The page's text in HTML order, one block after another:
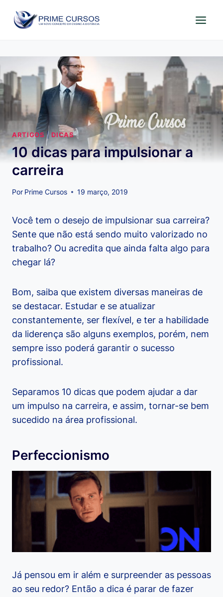
para
ARTIGOS|DICAS
10 dicas para impulsionar a
carreira
Por Prime Cursos 19 março, 2019
Você tem o desejo de impulsionar sua carreira?
Sente que não está sendo muito valorizado no
trabalho? Ou acredita que ainda falta algo para
chegar lá?
Bom, saiba que existem diversas maneiras de
se destacar. Estudar e se atualizar
constantemente, ser flexível, e ter a habilidade
da liderença são alguns exemplos, porém, nem
sempre isso poderá garantir o sucesso
profissional.
Separamos 10 dicas que podem ajudar a dar
um impulso na carreira, e assim, tornar-se bem
sucedido na área profissional.
Perfeccionismo
Já pensou em ir além e surpreender as pessoas
ao seu redor? Então a dica é parar de fazer